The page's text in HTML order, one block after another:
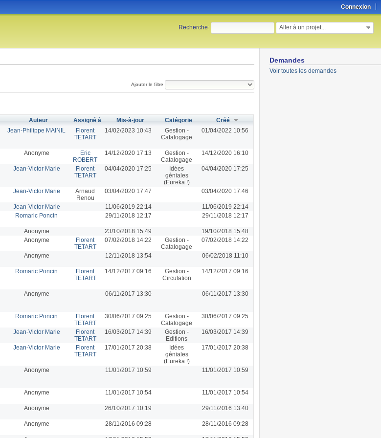
Connexion
Recherche: Aller à un projet...
Demandes
Voir toutes les demandes
Ajouter le filtre
Auteur Assigné à Mis-à-jour Catégorie
Créé
Jean-Philippe MAINIL
Florent
TETART
14/02/2023 10:43
Gestion -
Catalogage
01/04/2022 10:56
Anonyme
Eric
ROBERT
14/12/2020 17:13
Gestion -
Catalogage
14/12/2020 16:10
Jean-Victor Marie
Florent
TETART
04/04/2020 17:25
Idées
géniales
(Eureka !)
04/04/2020 17:25
Jean-Victor Marie
Arnaud
Renou
03/04/2020 17:47 03/04/2020 17:46
Jean-Victor Marie 11/06/2019 22:14
11/06/2019 22:14
Romaric Poncin 29/11/2018 12:17 29/11/2018 12:17
Anonyme 23/10/2018 15:49
19/10/2018 15:48
Anonyme
Florent
TETART
07/02/2018 14:22
Gestion -
Catalogage
07/02/2018 14:22
Anonyme 12/11/2018 13:54 06/02/2018 11:10
Romaric Poncin
Florent
TETART
14/12/2017 09:16
Gestion -
Circulation
14/12/2017 09:16
Anonyme 06/11/2017 13:30 06/11/2017 13:30
Romaric Poncin
Florent
TETART
30/06/2017 09:25
Gestion -
Catalogage
30/06/2017 09:25
Jean-Victor Marie
Florent
TETART
16/03/2017 14:39
Gestion -
Editions
16/03/2017 14:39
Jean-Victor Marie
Florent
TETART
17/01/2017 20:38
Idées
géniales
(Eureka !)
17/01/2017 20:38
Anonyme 11/01/2017 10:59 11/01/2017 10:59
Anonyme 11/01/2017 10:54 11/01/2017 10:54
Anonyme 26/10/2017 10:19 29/11/2016 13:40
Anonyme 28/11/2016 09:28 28/11/2016 09:28